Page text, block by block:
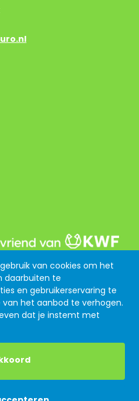
van cookies om het
daarbuiten te
en gebruikerservaring te
het aanbod te verhogen.
dat je instemt met